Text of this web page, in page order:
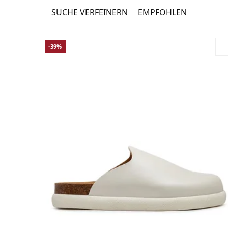
SUCHE VERFEINERN EMPFOHLEN
-39%